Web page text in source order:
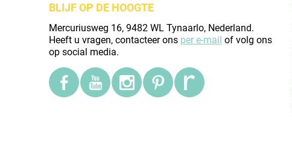
BLIJF OP DE HOOGTE
Mercuriusweg 16, 9482 WL Tynaarlo, Nederland.
Heeft u vragen, contacteer ons per e-mail of volg ons
op social media.